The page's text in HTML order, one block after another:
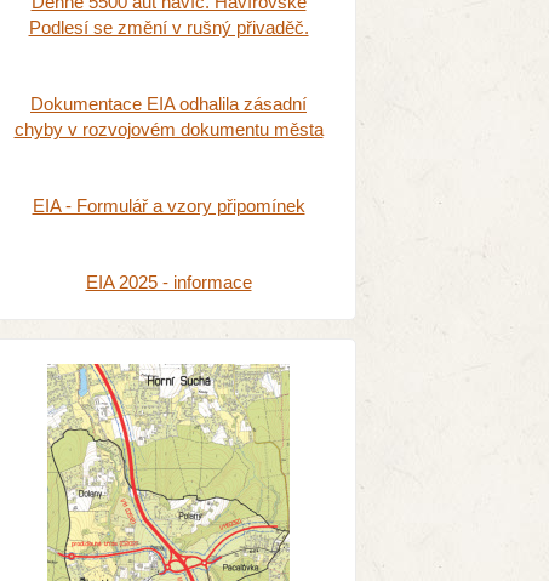
Podlesí se změní v rušný přivaděč.
Dokumentace EIA odhalila zásadní
chyby v rozvojovém dokumentu města
EIA - Formulář a vzory připomínek
EIA 2025 - informace